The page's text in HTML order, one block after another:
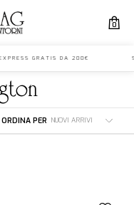
0
EXPRESS GRATIS DA 200€
ORDINA PER